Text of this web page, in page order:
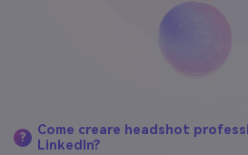
?
Come creare headshot
LinkedIn?